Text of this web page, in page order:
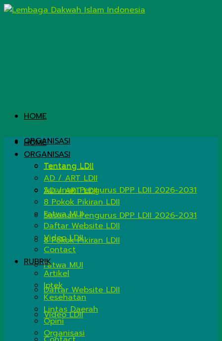
HOME
ORGANISASI
Tentang LDII
AD / ART LDII
Susunan Pengurus DPP LDII 2026-2031
8 Pokok Pikiran LDII
Fatwa MUI
Daftar Website LDII
Video LDII
HOME
ORGANISASI
Tentang LDII
AD / ART LDII
Susunan Pengurus DPP LDII 2026-2031
8 Pokok Pikiran LDII
Fatwa MUI
Daftar Website LDII
Video LDII
Contact
RUBRIK
Artikel
Iptek
Kesehatan
Lintas Daerah
Opini
Organisasi